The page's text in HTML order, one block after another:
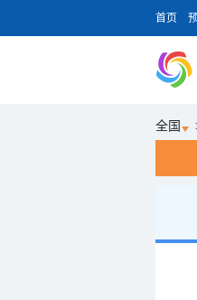
首页
全国